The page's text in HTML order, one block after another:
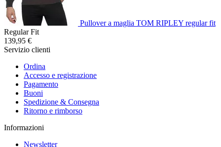
Pullover a maglia TOM RIPLEY regular fit
Regular Fit
139,95 €
Servizio clienti
Ordina
Accesso e registrazione
Pagamento
Buoni
Spedizione & Consegna
Ritorno e rimborso
Informazioni
Newsletter